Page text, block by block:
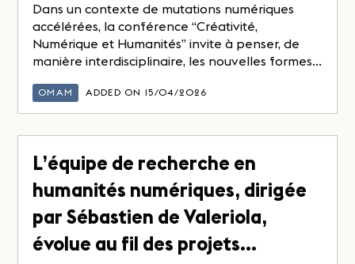
Dans un contexte de mutations numériques
accélérées, la conférence “Créativité,
Numérique et Humanités” invite à penser, de
manière interdisciplinaire, les nouvelles formes...
OMAM ADDED ON 15/04/2026
L’équipe de recherche en
humanités numériques, dirigée
par Sébastien de Valeriola,
évolue au fil des projets…